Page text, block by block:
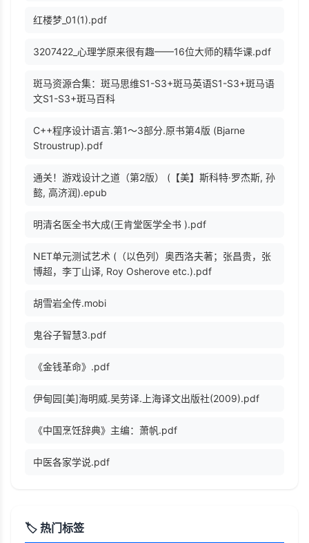
红楼梦_01(1).pdf
3207422_心理学原来很有趣——16位大师的精华课.pdf
斑马资源合集：斑马思维S1-S3+斑马英语S1-S3+斑马语
文S1-S3+斑马百科
C++程序设计语言.第1～3部分.原书第4版 (Bjarne
Stroustrup).pdf
通关！游戏设计之道（第2版） (【美】斯科特·罗杰斯, 孙
懿, 高济润).epub
明清名医全书大成(王肯堂医学全书 ).pdf
NET单元测试艺术 (（以色列）奥西洛夫著；张昌贵，张
博超，李丁山译, Roy Osherove etc.).pdf
胡雪岩全传.mobi
鬼谷子智慧3.pdf
《金钱革命》.pdf
伊甸园[美]海明威.吴劳译.上海译文出版社(2009).pdf
《中国烹饪辞典》主编：萧帆.pdf
中医各家学说.pdf
🏷️ 热门标签